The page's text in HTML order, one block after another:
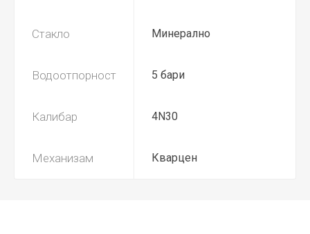
Стакло Минерално
Водоотпорност 5 бари
Калибар 4N30
Механизам Кварцен